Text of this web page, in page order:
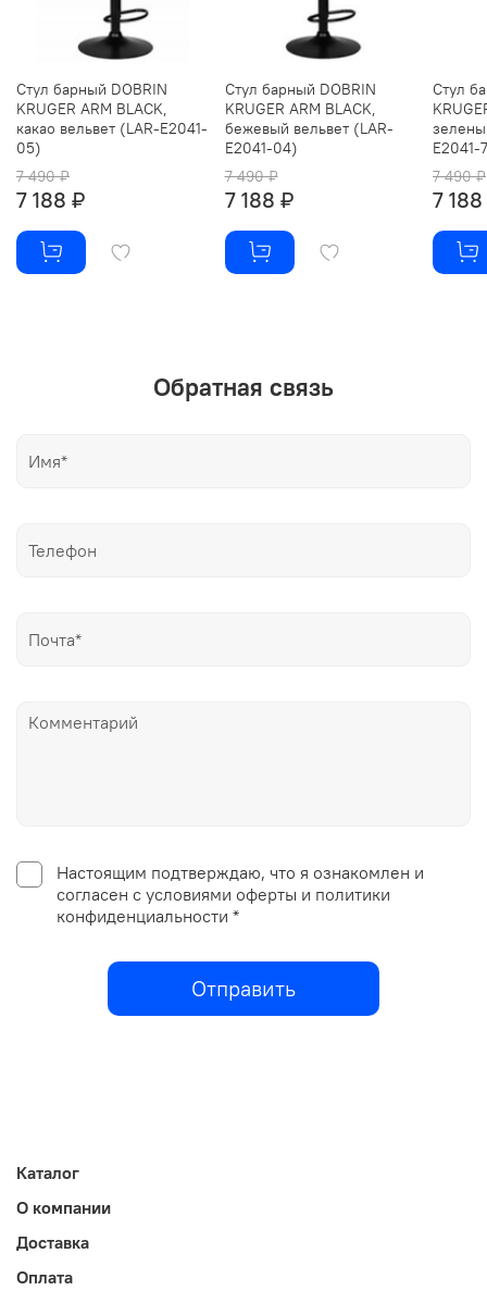
Стул барный DOBRIN
KRUGER ARM BLACK,
какао вельвет (LAR-E2041-
05)
7 490 ₽
7 188 ₽
Стул барный DOBRIN
KRUGER ARM BLACK,
бежевый вельвет (LAR-
E2041-04)
7 490 ₽
7 188 ₽
Стул
E2041-
7 490 ₽
7
Обратная связь
Настоящим подтверждаю, что я ознакомлен и
согласен с условиями оферты и политики
конфиденциальности *
Отправить
Каталог
О компании
Доставка
Оплата